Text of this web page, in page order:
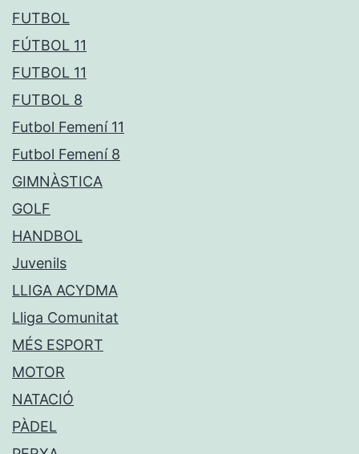
FUTBOL
FÚTBOL 11
FUTBOL 11
FUTBOL 8
Futbol Femení 11
Futbol Femení 8
GIMNÀSTICA
GOLF
HANDBOL
Juvenils
LLIGA ACYDMA
Lliga Comunitat
MÉS ESPORT
MOTOR
NATACIÓ
PÀDEL